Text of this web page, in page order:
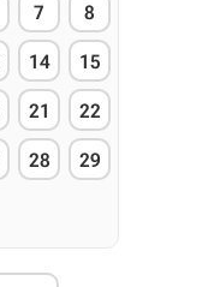
7 8
14 15
21 22
28 29